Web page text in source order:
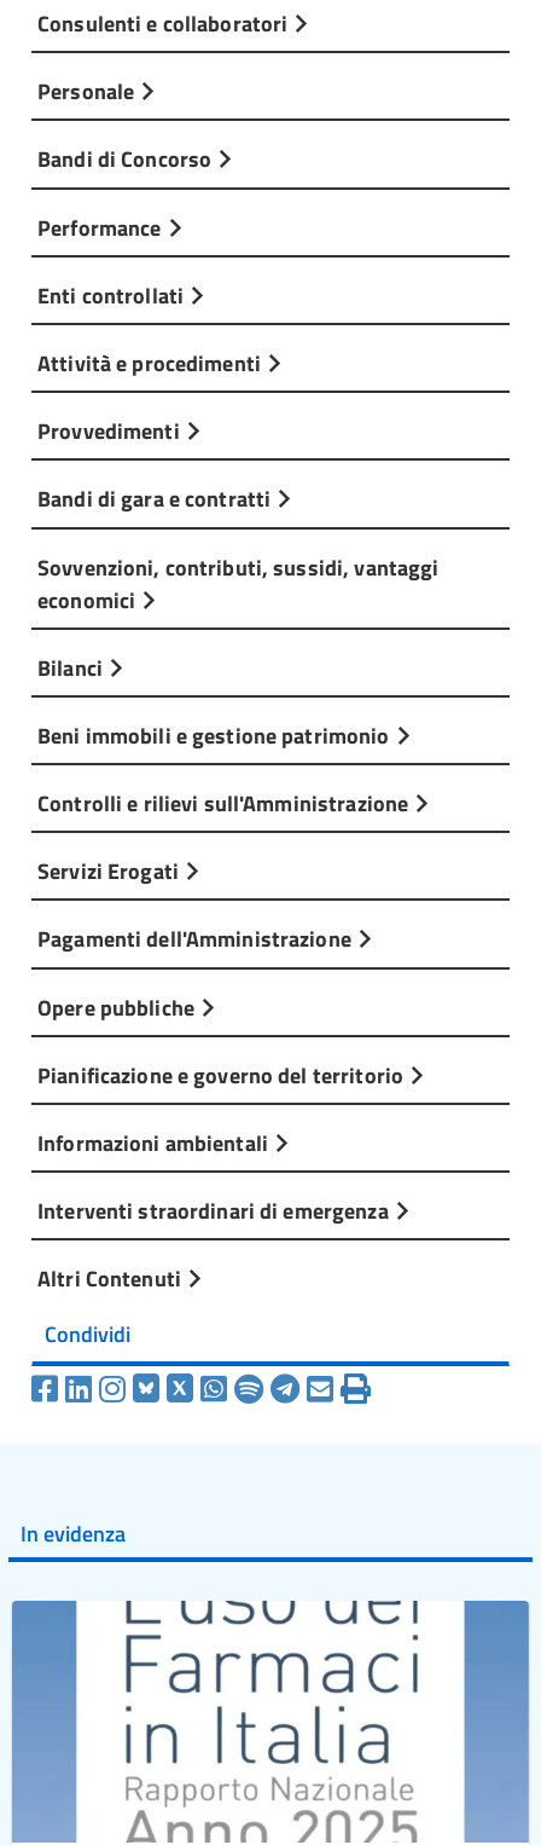
Consulenti e collaboratori
Personale
Bandi di Concorso
Performance
Enti controllati
Attività e procedimenti
Provvedimenti
Bandi di gara e contratti
Sovvenzioni, contributi, sussidi, vantaggi
economici
Bilanci
Beni immobili e gestione patrimonio
Controlli e rilievi sull'Amministrazione
Servizi Erogati
Pagamenti dell'Amministrazione
Opere pubbliche
Pianificazione e governo del territorio
Informazioni ambientali
Interventi straordinari di emergenza
Altri Contenuti
Condividi
In evidenza